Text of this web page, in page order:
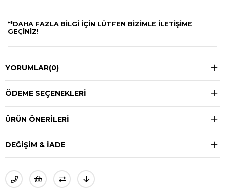
**DAHA FAZLA BİLGİ İÇİN LÜTFEN BİZİMLE İLETİŞİME
GEÇİNİZ!
YORUMLAR(0)
ÖDEME SEÇENEKLERI
ÜRÜN ÖNERILERI
DEĞIŞIM & İADE